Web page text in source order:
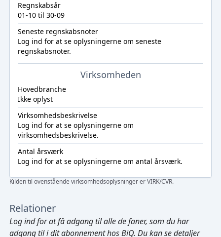
Regnskabsår
01-10 til 30-09
Seneste regnskabsnoter
Log ind for at se oplysningerne om seneste
regnskabsnoter.
Virksomheden
Hovedbranche
Ikke oplyst
Virksomhedsbeskrivelse
Log ind for at se oplysningerne om
virksomhedsbeskrivelse.
Antal årsværk
Log ind for at se oplysningerne om antal årsværk.
Kilden til ovenstående virksomhedsoplysninger er VIRK/CVR.
Relationer
Log indfor at få adgang til alle de faner, som du har
adgang til i dit abonnement hos BiQ. Du kan se detaljer